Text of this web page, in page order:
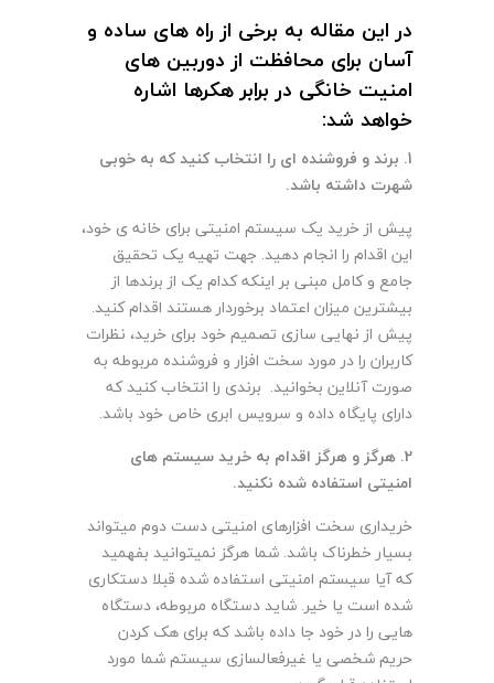
در این مقاله به برخی از راه های ساده و
آسان برای محافظت از دوربین های
امنیت خانگی در برابر هکرها اشاره
خواهد شد:
1. برند و فروشنده ای را انتخاب کنید که به خوبی
شهرت داشته باشد.
پیش از خرید یک سیستم امنیتی برای خانه ی خود،
این اقدام را انجام دهید. جهت تهیه یک تحقیق
جامع و کامل مبنی بر اینکه کدام یک از برندها از
بیشترین میزان اعتماد برخوردار هستند اقدام کنید.
پیش از نهایی سازی تصمیم خود برای خرید، نظرات
کاربران را در مورد سخت افزار و فروشنده مربوطه به
صورت آنلاین بخوانید. برندی را انتخاب کنید که
دارای پایگاه داده و سرویس ابری خاص خود باشد.
2. هرگز و هرگز اقدام به خرید سیستم های
امنیتی استفاده شده نکنید.
خریداری سخت افزارهای امنیتی دست دوم میتواند
بسیار خطرناک باشد. شما هرگز نمیتوانید بفهمید
که آیا سیستم امنیتی استفاده شده قبلا دستکاری
شده است یا خیر. شاید دستگاه مربوطه، دستگاه
هایی را در خود جا داده باشد که برای هک کردن
حریم شخصی یا غیرفعالسازی سیستم شما مورد